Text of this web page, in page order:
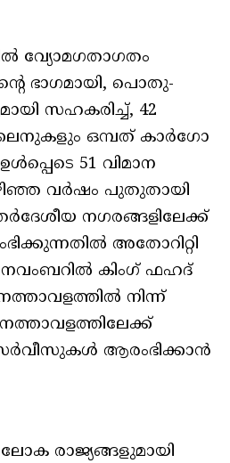
വ്യോമഗതാഗതം
ഭാഗമായി, പൊതു-
സഹകരിച്ച്, 42
ഒമ്പത് കാര്‍ഗോ
51 വിമാന
വര്‍ഷം പുതുതായി
നഗരങ്ങളിലേക്ക്
അതോറിറ്റി
കിംഗ് ഫഹദ്
നിന്ന്
സര്‍വീസുകള്‍ ആരംഭിക്കാന്‍
രാജ്യങ്ങളുമായി